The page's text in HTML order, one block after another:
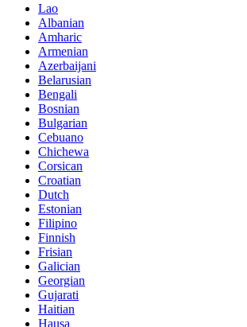
Lao
Albanian
Amharic
Armenian
Azerbaijani
Belarusian
Bengali
Bosnian
Bulgarian
Cebuano
Chichewa
Corsican
Croatian
Dutch
Estonian
Filipino
Finnish
Frisian
Galician
Georgian
Gujarati
Haitian
Hausa